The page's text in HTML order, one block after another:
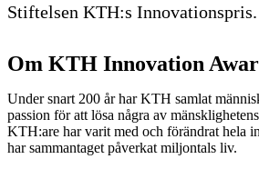
Stiftelsen KTH:s Innovationspris.
Om KTH Innovation
Under snart 200 år har KTH samlat
passion för att lösa några av
KTH:are har varit med och förändrat hela
har sammantaget påverkat miljontals liv.